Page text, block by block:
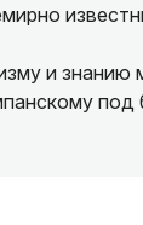
и знанию
под